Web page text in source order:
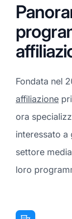
Fondata nel
affiliazione
ora
interessato a
settore
loro